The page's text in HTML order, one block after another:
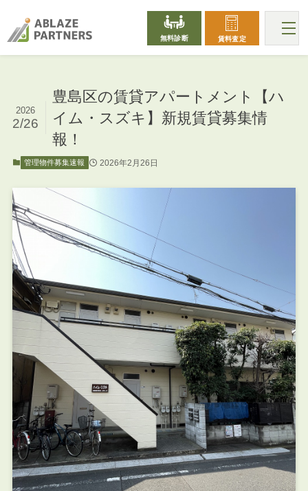
無料診断 賃料査定
豊島区の賃貸アパートメント【ハ
イム・スズキ】新規賃貸募集情
報！
2026
2/26
管理物件募集速報 2026年2月26日